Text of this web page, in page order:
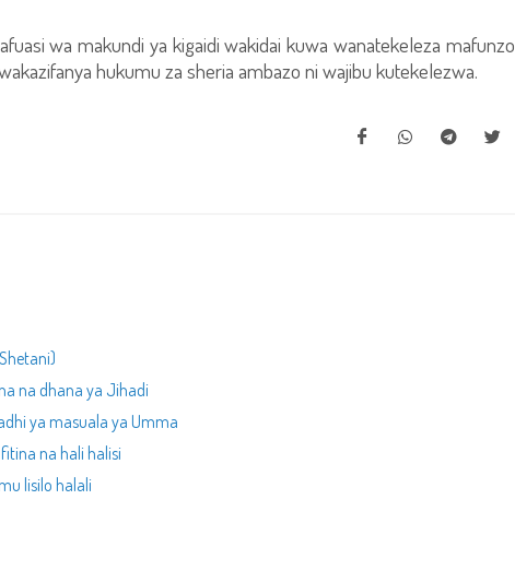
wa makundi ya kigaidi wakidai kuwa wanatekeleza mafunzo
hukumu za sheria ambazo ni wajibu kutekelezwa.
na dhana ya Jihadi
ya masuala ya Umma
na hali halisi
lisilo halali